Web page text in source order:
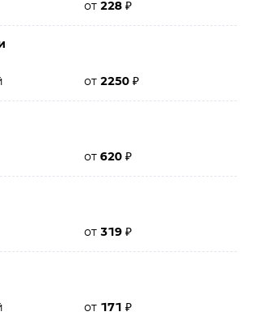
от 228 ₽
от 2250 ₽
от 620 ₽
от 319 ₽
от 171 ₽